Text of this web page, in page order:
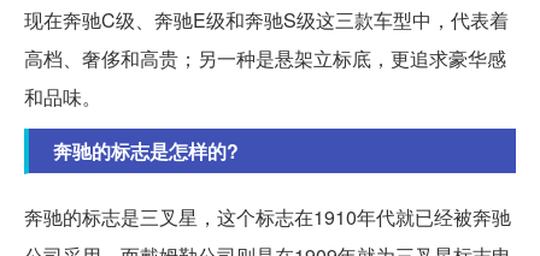
现在奔驰C级、奔驰E级和奔驰S级这三款车型中，代表着
高档、奢侈和高贵；另一种是悬架立标底，更追求豪华感
和品味。
奔驰的标志是怎样的?
奔驰的标志是三叉星，这个标志在1910年代就已经被奔驰